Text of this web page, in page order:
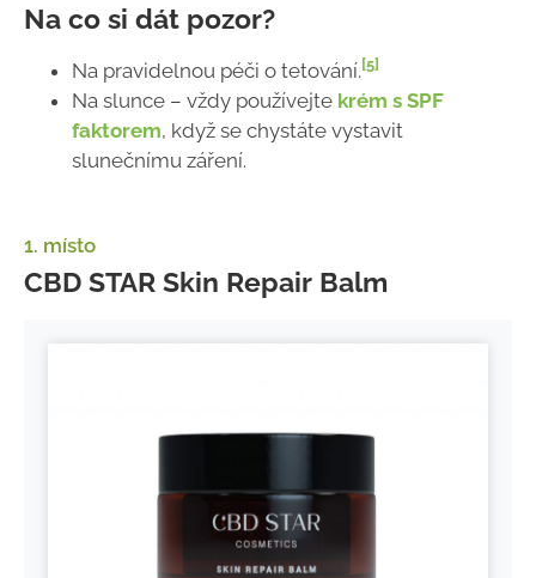
Na co si dát pozor?
Na pravidelnou péči o tetování. [5]
Na slunce – vždy používejte krém s SPF
faktorem, když se chystáte vystavit
slunečnímu záření.
1. místo
CBD STAR Skin Repair Balm